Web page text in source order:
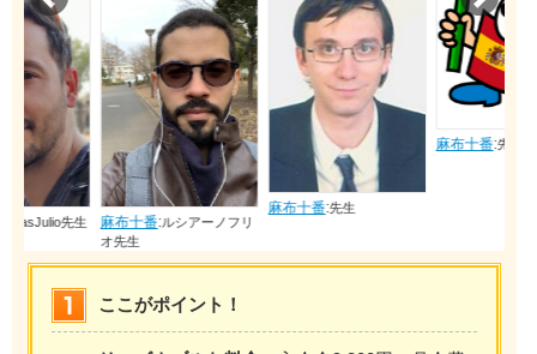
麻布十番
ルシアーノフリ
麻布十番: 先生
麻布十番 先生
ここがポイント！